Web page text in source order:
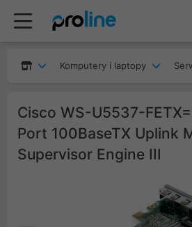
Komputery i laptopy
Cisco WS-U5537-
Port 100BaseTX Uplink
Supervisor Engine III